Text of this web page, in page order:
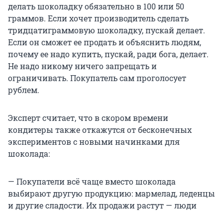
делать шоколадку обязательно в 100 или 50
граммов. Если хочет производитель сделать
тридцатиграммовую шоколадку, пускай делает.
Если он сможет ее продать и объяснить людям,
почему ее надо купить, пускай, ради бога, делает.
Не надо никому ничего запрещать и
ограничивать. Покупатель сам проголосует
рублем.
Эксперт считает, что в скором времени
кондитеры также откажутся от бесконечных
экспериментов с новыми начинками для
шоколада:
— Покупатели всё чаще вместо шоколада
выбирают другую продукцию: мармелад, леденцы
и другие сладости. Их продажи растут — люди